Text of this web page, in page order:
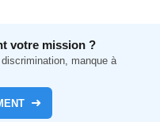
votre mission ?
manque à